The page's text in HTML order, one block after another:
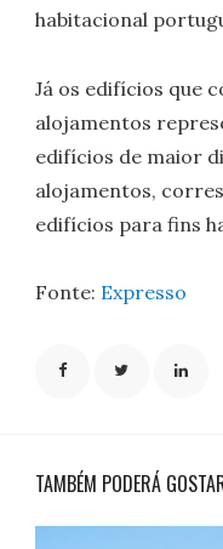
habitacional
Já os edifícios que
alojamentos
edifícios de maior
alojamentos,
edifícios para fins
Fonte: Expresso
TAMBÉM PODERÁ